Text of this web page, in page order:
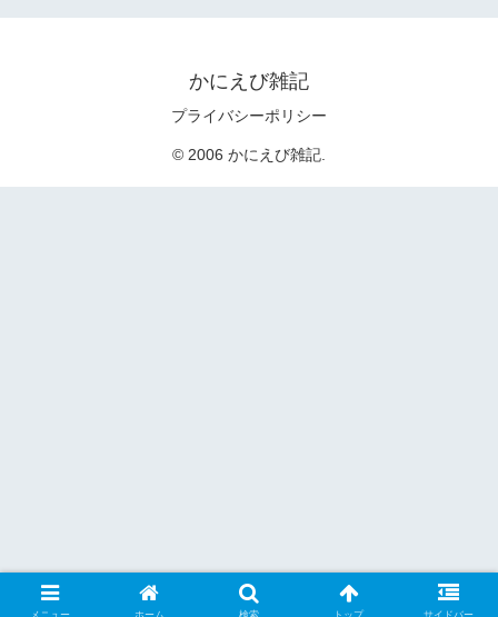
かにえび雑記
プライバシーポリシー
© 2006 かにえび雑記.
メニュー ホーム 検索 トップ サイドバー